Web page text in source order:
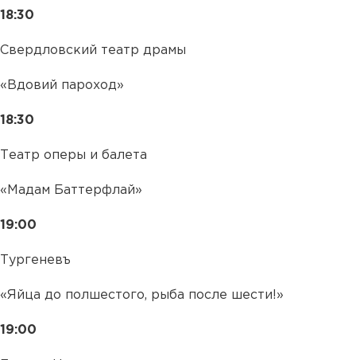
18:30
Свердловский театр драмы
«Вдовий пароход»
18:30
Театр оперы и балета
«Мадам Баттерфлай»
19:00
Тургеневъ
«Яйца до полшестого, рыба после шести!»
19:00